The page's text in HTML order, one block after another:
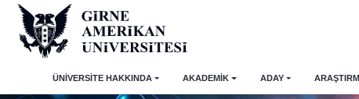
ÜNİVERSİTE HAKKINDA AKADEMİK ADAY